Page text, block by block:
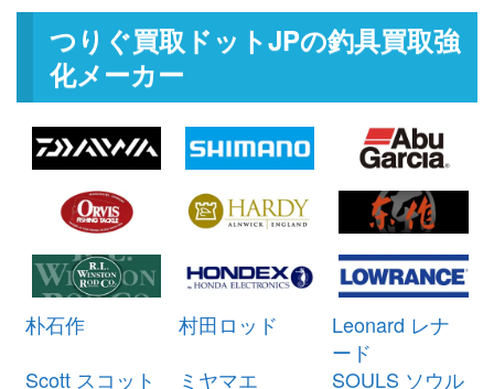
釣具買取クーポンturi20260307-
（2026/03/31迄）
ミヤマエ 電動リール コマンド X6
12V 未使用
釣具買取クーポン
turi20260307-
04（2026/03/31迄）
2026/03/07
ミヤマエ 電動リール ハイパワー
コマンド X5 CX-5 12V 未使用
釣具買取クーポン
05（2026/03/31迄）
21,000円
2026/03/07
シマノ ベイトリール 21 アンタレ
スDC XG 左 未使用
turi20260301
（2026/03/31迄）
28,500円
2026/03/07
つりぐ買取ドットJPの釣具買取強
化メーカー
朴石作 村田ロッド
Leonard レナ
ード
Scott スコット
ミヤマエ
SOULS ソウル